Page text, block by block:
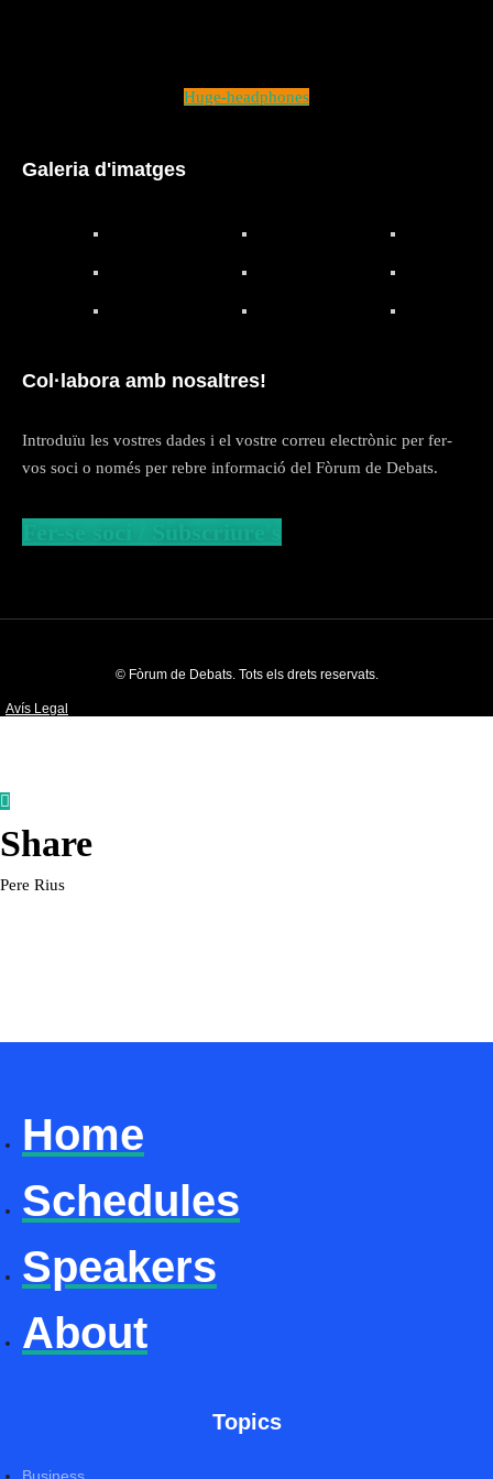
Huge-headphones
Galeria d'imatges
Col·labora amb nosaltres!
Introduïu les vostres dades i el vostre correu electrònic per fer-
vos soci o només per rebre informació del Fòrum de Debats.
Fer-se soci / Subscriure's
© Fòrum de Debats. Tots els drets reservats.
Avís Legal
Share
Pere Rius
Home
Schedules
Speakers
About
Topics